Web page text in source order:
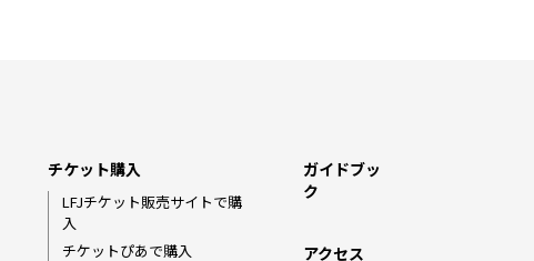
チケット購入
LFJチケット販売サイトで購
入
チケットぴあで購入
ガイドブッ
ク
アクセス